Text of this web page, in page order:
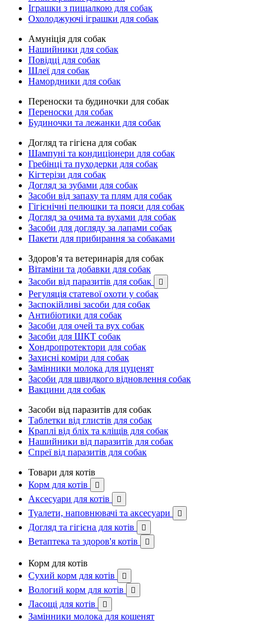
Іграшки з пищалкою для собак
Охолоджуючі іграшки для собак
Амуніція для собак
Нашийники для собак
Повідці для собак
Шлеї для собак
Намордники для собак
Переноски та будиночки для собак
Переноски для собак
Будиночки та лежанки для собак
Догляд та гігієна для собак
Шампуні та кондиціонери для собак
Гребінці та пуходерки для собак
Кігтерізи для собак
Догляд за зубами для собак
Засоби від запаху та плям для собак
Гігієнічні пелюшки та пояси для собак
Догляд за очима та вухами для собак
Засоби для догляду за лапами собак
Пакети для прибирання за собаками
Здоров'я та ветеринарія для собак
Вітаміни та добавки для собак
Засоби від паразитів для собак

Регуляція статевої охоти у собак
Заспокійливі засоби для собак
Антибіотики для собак
Засоби для очей та вух собак
Засоби для ШКТ собак
Хондропротектори для собак
Захисні коміри для собак
Замінники молока для цуценят
Засоби для швидкого відновлення собак
Вакцини для собак
Засоби від паразитів для собак
Таблетки від глистів для собак
Краплі від бліх та кліщів для собак
Нашийники від паразитів для собак
Спреї від паразитів для собак
Товари для котів
Корм для котів

Аксесуари для котів 
Туалети, наповнювачі та аксесуари 
Догляд та гігієна для котів 
Ветаптека та здоров'я котів 
Корм для котів
Сухий корм для котів

Вологий корм для котів 
Ласощі для котів 
Замінники молока для кошенят